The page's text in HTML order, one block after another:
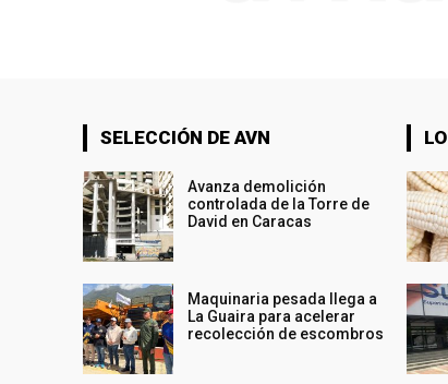
SELECCIÓN DE AVN
Avanza demolición
controlada de la Torre de
David en Caracas
Maquinaria pesada llega a
La Guaira para acelerar
recolección de escombros